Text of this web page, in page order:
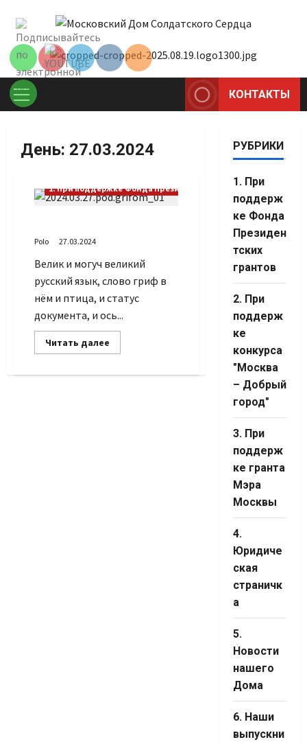
содержимому
Основное
КОНТАКТЫ
День: 27.03.2024
1. При поддержке Фонда Президентских грантов
Polo 27.03.2024
Велик и могуч великий
русский язык, слово гриф в
нём и птица, и статус
документа, и ось...
Читать далее
больше
грифом
РУБРИКИ
1. При
поддерж
ке Фонда
Президен
тских
грантов
2. При
поддерж
ке
конкурса
"Москва
– Добрый
город"
3. При
поддерж
ке гранта
Мэра
Москвы
4.
Юридиче
ская
страничк
а
5.
Новости
нашего
Дома
6. Наши
выпускни
Set Youtube
Set Youtube
Channel ID